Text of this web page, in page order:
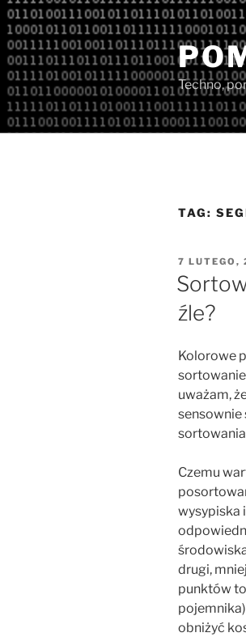
Przejdź
do
treści
Techno,
TAG:
W
7 LUTEGO,
źle?
Kolorowe
uważam,
sensownie
Czemu
wysypiska
drugi,
punktów
obniżyć